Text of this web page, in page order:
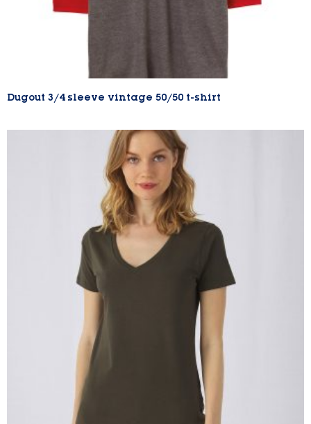
Dugout 3/4 sleeve vintage 50/50 t-shirt